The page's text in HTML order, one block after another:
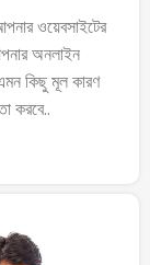
ওয়েবসাইটের
অনলাইন
কিছু মূল কারণ
করবে..